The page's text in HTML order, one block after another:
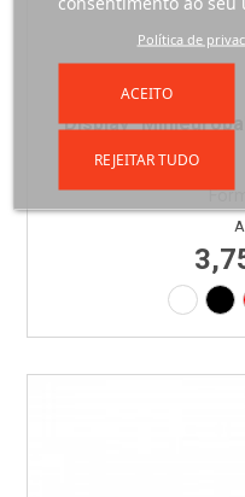
Display
Branco
Política de
REJEITAR TUDO
ACEITO